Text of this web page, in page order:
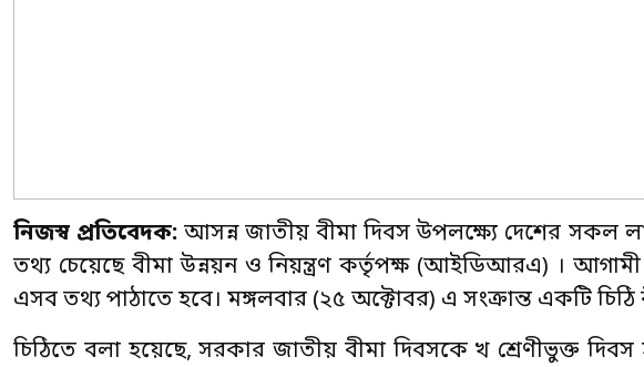
নিজস্ব প্রতিবেদক: আসন্ন জাতীয় বীমা দিবস উপলক্ষ্যে দেশের সকল
তথ্য চেয়েছে বীমা উন্নয়ন ও নিয়ন্ত্রণ কর্তৃপক্ষ (আইডিআরএ) ।
এসব তথ্য পাঠাতে হবে। মঙ্গলবার (২৫ অক্টোবর) এ সংক্রান্ত একটি
চিঠিতে বলা হয়েছে, সরকার জাতীয় বীমা দিবসকে খ শ্রেণীভুক্ত